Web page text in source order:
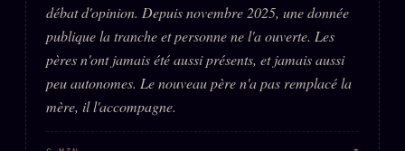
débat d'opinion. Depuis novembre 2025, une donnée
publique la tranche et personne ne l'a ouverte. Les
pères n'ont jamais été aussi présents, et jamais aussi
peu autonomes. Le nouveau père n'a pas remplacé la
mère, il l'accompagne.